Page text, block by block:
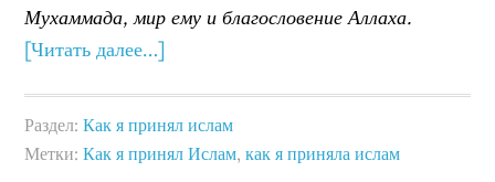
Мухаммада, мир ему и благословение Аллаха.
[Читать далее…]
Раздел:Как я принял ислам
Метки:Как я принял Ислам,как я приняла ислам